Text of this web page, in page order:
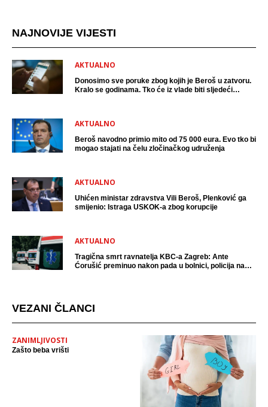
NAJNOVIJE VIJESTI
AKTUALNO
Donosimo sve poruke zbog kojih je Beroš u zatvoru.
Kralo se godinama. Tko će iz vlade biti sljedeći
AKTUALNO
Beroš navodno primio mito od 75 000 eura. Evo tko bi
mogao stajati na čelu zločinačkog udruženja
AKTUALNO
Uhićen ministar zdravstva Vili Beroš, Plenković ga
smijenio: Istraga USKOK-a zbog korupcije
AKTUALNO
Tragična smrt ravnatelja KBC-a Zagreb: Ante
Ćorušić preminuo nakon pada u bolnici, policija na
VEZANI ČLANCI
ZANIMLJIVOSTI
Zašto beba vrišti